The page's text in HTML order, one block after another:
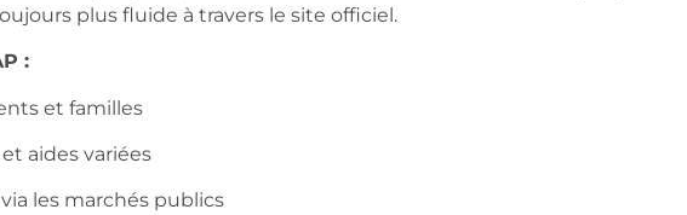
plus fluide à travers le site officiel.
:
et familles
aides variées
les marchés publics